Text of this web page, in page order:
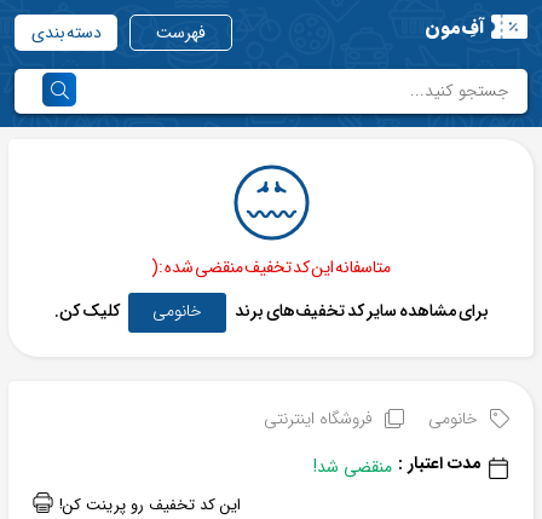
آفِ‌مون فهرست دسته بندی
متاسفانه این کد تخفیف منقضی شده :(
برای مشاهده سایر کد تخفیف‌های برند
خانومی کلیک کن.
خانومی
فروشگاه اینترنتی
مدت اعتبار : منقضی شد!
این کد تخفیف رو پرینت کن!